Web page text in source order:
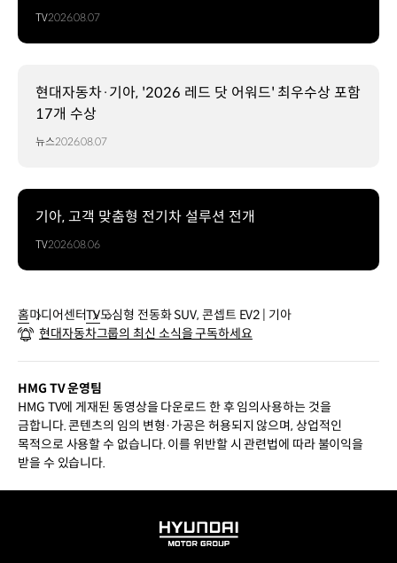
TV2026.08.07
현대자동차·기아, '2026 레드 닷 어워드' 최우수상 포함
17개 수상
뉴스2026.08.07
기아, 고객 맞춤형 전기차 설루션 전개
TV2026.08.06
홈미디어센터TV도심형 전동화 SUV, 콘셉트 EV2 | 기아
현대자동차그룹의 최신 소식을 구독하세요
HMG TV 운영팀
HMG TV에 게재된 동영상을 다운로드 한 후 임의사용하는 것을
금합니다. 콘텐츠의 임의 변형·가공은 허용되지 않으며, 상업적인
목적으로 사용할 수 없습니다. 이를 위반할 시 관련법에 따라 불이익을
받을 수 있습니다.
HYUNDAI